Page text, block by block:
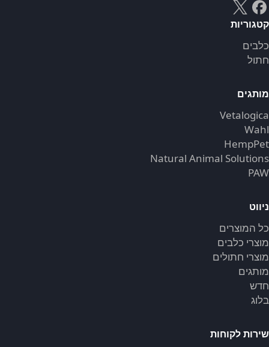
קטגוריות
כלבים
חתול
מותגים
Vetalogica
Wahl
HempPet
Natural Animal Solutions
PAW
ניווט
כל המוצרים
מוצרי כלבים
מוצרי חתולים
מותגים
חדש
בלוג
שירות לקוחות